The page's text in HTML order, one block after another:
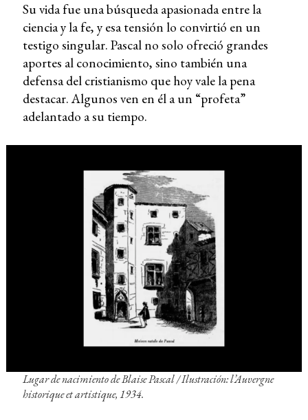
Su vida fue una búsqueda apasionada entre la
ciencia y la fe, y esa tensión lo convirtió en un
testigo singular. Pascal no solo ofreció grandes
aportes al conocimiento, sino también una
defensa del cristianismo que hoy vale la pena
destacar. Algunos ven en él a un “profeta”
adelantado a su tiempo.
Lugar de nacimiento de Blaise Pascal / Ilustración: l’Auvergne
historique et artistique, 1934.